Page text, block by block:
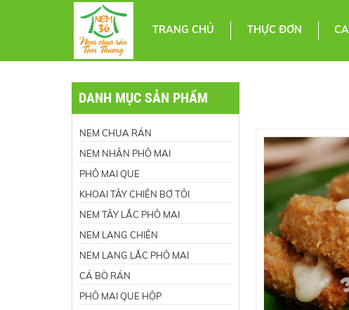
TRANG CHỦ THỰC ĐƠN
DANH MỤC SẢN PHẨM
NEM CHUA RÁN
NEM NHÂN PHÔ MAI
PHÔ MAI QUE
KHOAI TÂY CHIÊN BƠ TỎI
NEM TÂY LẮC PHÔ MAI
NEM LANG CHIÊN
NEM LANG LẮC PHÔ MAI
CÁ BÒ RÁN
PHÔ MAI QUE HỘP